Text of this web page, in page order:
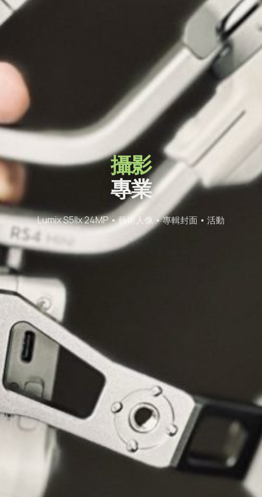
攝影
專業
Lumix S5IIx 24MP • 藝術人像 • 專輯封面 • 活動